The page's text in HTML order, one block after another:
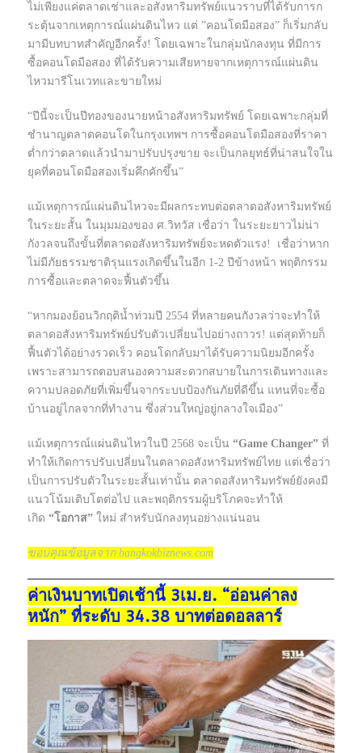
ไม่เพียงแค่ตลาดเช่าและอสังหาริมทรัพย์แนวราบที่ได้รับการก
ระตุ้นจากเหตุการณ์แผ่นดินไหว แต่ ”คอนโดมือสอง” ก็เริ่มกลับ
มามีบทบาทสำคัญอีกครั้ง! โดยเฉพาะในกลุ่มนักลงทุน ที่มีการ
ซื้อคอนโดมือสอง ที่ได้รับความเสียหายจากเหตุการณ์แผ่นดิน
ไหวมารีโนเวทและขายใหม่
“ปีนี้จะเป็นปีทองของนายหน้าอสังหาริมทรัพย์ โดยเฉพาะกลุ่มที่
ชำนาญตลาดคอนโดในกรุงเทพฯ การซื้อคอนโดมือสองที่ราคา
ต่ำกว่าตลาดแล้วนำมาปรับปรุงขาย จะเป็นกลยุทธ์ที่น่าสนใจใน
ยุคที่คอนโดมือสองเริ่มคึกคักขึ้น”
แม้เหตุการณ์แผ่นดินไหวจะมีผลกระทบต่อตลาดอสังหาริมทรัพย์
ในระยะสั้น ในมุมมองของ ศ.วิทวัส เชื่อว่า ในระยะยาวไม่น่า
กังวลจนถึงขั้นที่ตลาดอสังหาริมทรัพย์จะหดตัวแรง! เชื่อว่าหาก
ไม่มีภัยธรรมชาติรุนแรงเกิดขึ้นในอีก 1-2 ปีข้างหน้า พฤติกรรม
การซื้อและตลาดจะฟื้นตัวขึ้น
“หากมองย้อนวิกฤติน้ำท่วมปี 2554 ที่หลายคนกังวลว่าจะทำให้
ตลาดอสังหาริมทรัพย์ปรับตัวเปลี่ยนไปอย่างถาวร! แต่สุดท้ายก็
ฟื้นตัวได้อย่างรวดเร็ว คอนโดกลับมาได้รับความนิยมอีกครั้ง
เพราะสามารถตอบสนองความสะดวกสบายในการเดินทางและ
ความปลอดภัยที่เพิ่มขึ้นจากระบบป้องกันภัยที่ดีขึ้น แทนที่จะซื้อ
บ้านอยู่ไกลจากที่ทำงาน ซึ่งส่วนใหญ่อยู่กลางใจเมือง”
แม้เหตุการณ์แผ่นดินไหวในปี 2568 จะเป็น “Game Changer” ที่
ทำให้เกิดการปรับเปลี่ยนในตลาดอสังหาริมทรัพย์ไทย แต่เชื่อว่า
เป็นการปรับตัวในระยะสั้นเท่านั้น ตลาดอสังหาริมทรัพย์ยังคงมี
แนวโน้มเติบโตต่อไป และพฤติกรรมผู้บริโภคจะทำให้
เกิด “โอกาส” ใหม่ สำหรับนักลงทุนอย่างแน่นอน
ขอบคุณข้อมูลจาก bangkokbiznews.com
ค่าเงินบาทเปิดเช้านี้ 3เม.ย. “อ่อนค่าลง
หนัก” ที่ระดับ 34.38 บาทต่อดอลลาร์